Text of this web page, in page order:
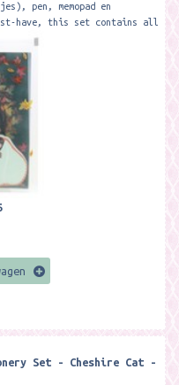
pen, memopad en
have, this set contains all
Set - Cheshire Cat -